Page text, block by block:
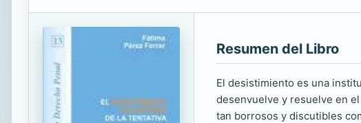
Resumen del Libro
El desistimiento es una
desenvuelve y resuelve en
tan borrosos y discutibles